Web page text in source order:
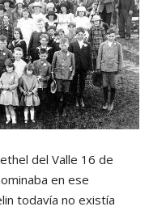
del Valle 16 de
en ese
todavía no existía